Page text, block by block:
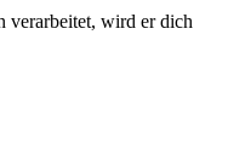
verarbeitet, wird er dich